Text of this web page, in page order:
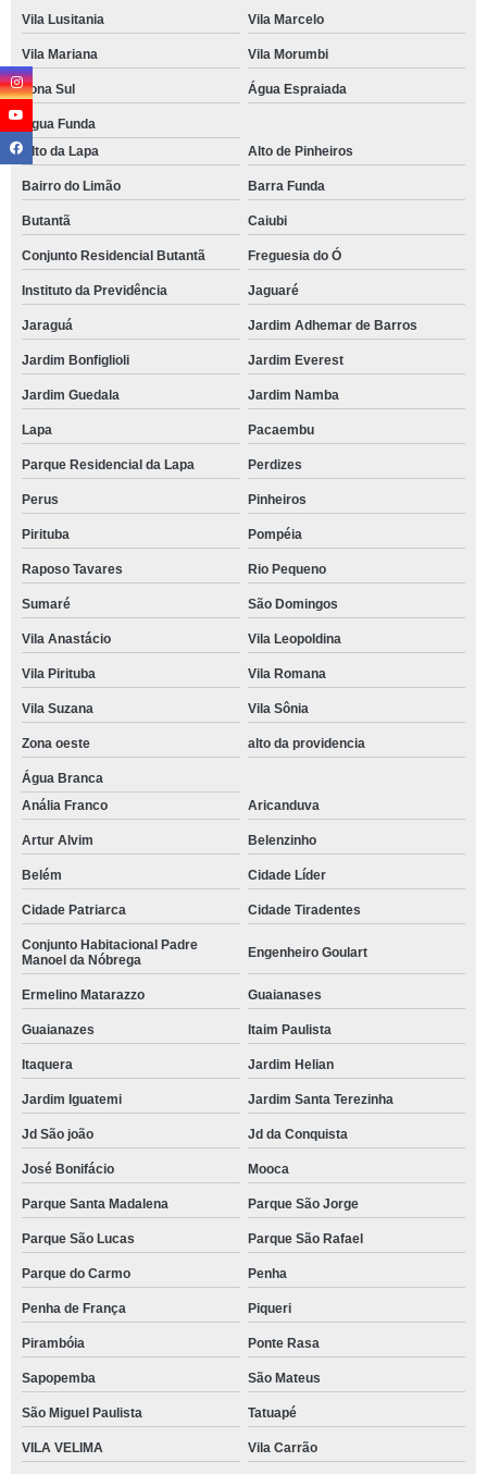
Vila Lusitania Vila Marcelo
Vila Mariana Vila Morumbi
Zona Sul Água Espraiada
Água Funda
Alto da Lapa
Alto de Pinheiros
Bairro do Limão Barra Funda
Butantã Caiubi
Conjunto Residencial Butantã Freguesia do Ó
Instituto da Previdência Jaguaré
Jaraguá Jardim Adhemar de Barros
Jardim Bonfiglioli Jardim Everest
Jardim Guedala Jardim Namba
Lapa Pacaembu
Parque Residencial da Lapa Perdizes
Perus Pinheiros
Pirituba Pompéia
Raposo Tavares Rio Pequeno
Sumaré São Domingos
Vila Anastácio Vila Leopoldina
Vila Pirituba Vila Romana
Vila Suzana Vila Sônia
Zona oeste alto da providencia
Água Branca
Anália Franco
Aricanduva
Artur Alvim Belenzinho
Belém Cidade Líder
Cidade Patriarca Cidade Tiradentes
Conjunto Habitacional Padre
Manoel da Nóbrega
Engenheiro Goulart
Ermelino Matarazzo Guaianases
Guaianazes Itaim Paulista
Itaquera Jardim Helian
Jardim Iguatemi Jardim Santa Terezinha
Jd São joão Jd da Conquista
José Bonifácio Mooca
Parque Santa Madalena Parque São Jorge
Parque São Lucas Parque São Rafael
Parque do Carmo Penha
Penha de França Piqueri
Pirambóia Ponte Rasa
Sapopemba São Mateus
São Miguel Paulista Tatuapé
VILA VELIMA Vila Carrão